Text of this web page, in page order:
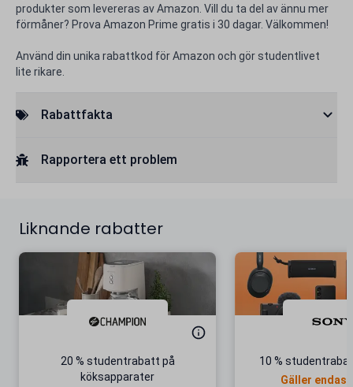
produkter som levereras av Amazon. Vill du ta del av ännu mer
förmåner? Prova Amazon Prime gratis i 30 dagar. Välkommen!
Använd din unika rabattkod för Amazon och gör studentlivet
lite rikare.
Rabattfakta
Rapportera ett problem
Liknande rabatter
20 % studentrabatt på
köksapparater
10 %
Gäller